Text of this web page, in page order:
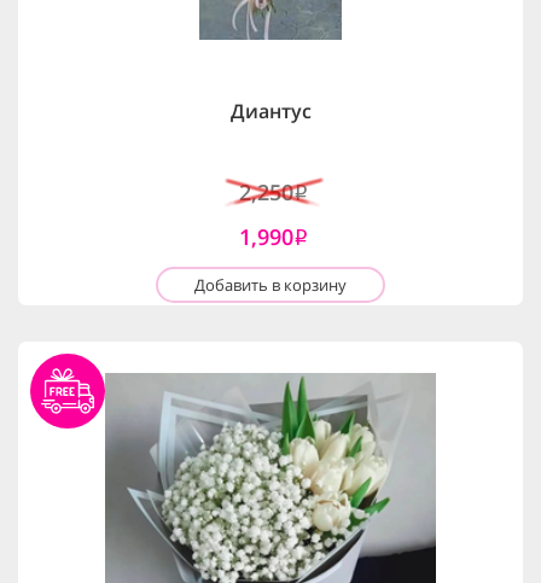
Диантус
2,250i
1,990i
Добавить в корзину